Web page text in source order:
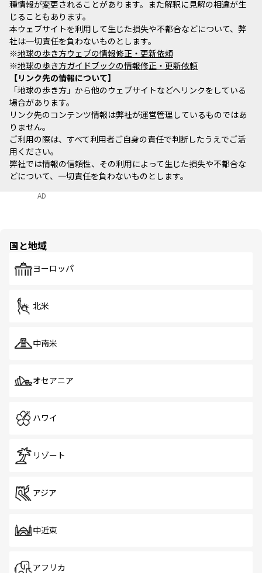
種情報が変更されることがあります。また解釈に見解の相違が生
じることもあります。
本ウェブサイトを利用して生じた損失や不都合などについて、弊
社は一切責任を負わないものとします。
※地球の歩き方ウェブの情報修正・更新依頼
※地球の歩き方ガイドブックの情報修正・更新依頼
リンク先の情報について
「地球の歩き方」から他のウェブサイトなどへリンクをしている
場合があります。
リンク先のコンテンツ情報は弊社が運営管理しているものではあ
りません。
ご利用の際は、すべて利用者ご自身の責任で判断したうえでご活
用ください。
弊社では情報の信頼性、その利用によって生じた損失や不都合な
どについて、一切責任を負わないものとします。
AD
国と地域
ヨーロッパ
北米
中南米
オセアニア
ハワイ
リゾート
アジア
中近東
アフリカ